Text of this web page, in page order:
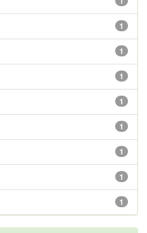
1
1
1
1
1
1
1
1